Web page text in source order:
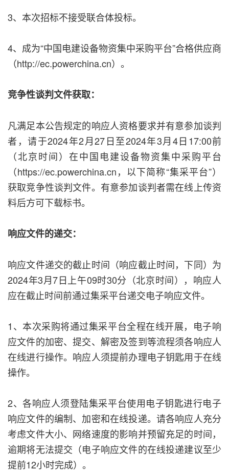
3、本次招标不接受联合体投标。
4、成为“中国电建设备物资集中采购平台”合格供应商
（http://ec.powerchina.cn）。
竞争性谈判文件获取：
凡满足本公告规定的响应人资格要求并有意参加谈判
者，请于2024年2月27日至2024年3月4日17:00前
（北京时间）在中国电建设备物资集中采购平台
（https://ec.powerchina.cn，以下简称“集采平台”）
获取竞争性谈判文件。有意参加谈判者需在线上传资
料后方可下载标书。
响应文件的递交：
响应文件递交的截止时间（响应截止时间，下同）为
2024年3月7日上午09时30分（北京时间），响应人
应在截止时间前通过集采平台递交电子响应文件。
1、本次采购将通过集采平台全程在线开展，电子响
应文件的加密、提交、解密及签到等流程须各响应人
在线进行操作。响应人须提前办理电子钥匙用于在线
操作。
2、各响应人须登陆集采平台使用电子钥匙进行电子
响应文件的编制、加密和在线投递。请各响应人充分
考虑文件大小、网络速度的影响并预留充足的时间，
逾期将无法提交（电子响应文件的在线投递建议至少
提前12小时完成）。